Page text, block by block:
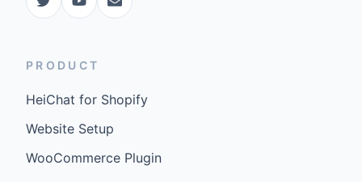
PRODUCT
HeiChat for Shopify
Website Setup
WooCommerce Plugin